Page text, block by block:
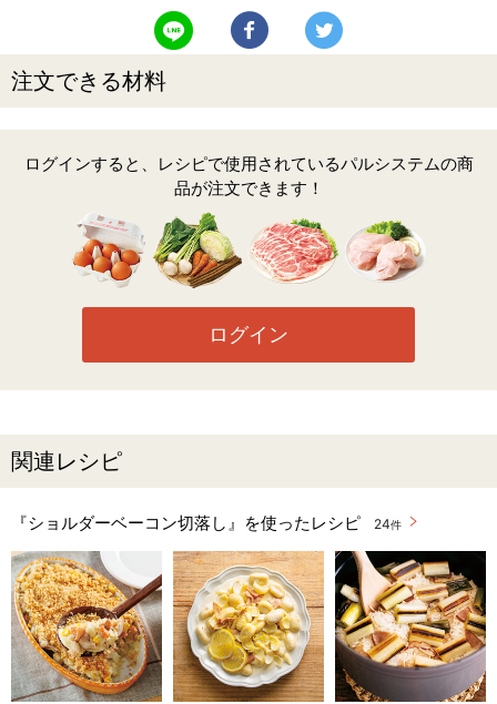
LINEで送る Facebookでシェアする
注文できる材料
ログインすると、レシピで使用されているパルシステムの商
品が注文できます！
ログイン
関連レシピ
『ショルダーベーコン切落し』を使ったレシピ 24件